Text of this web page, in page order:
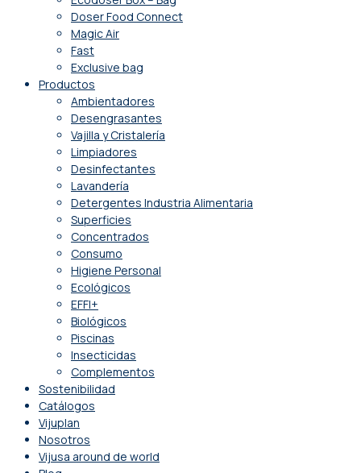
Doser Food Connect
Magic Air
Fast
Exclusive bag
Productos
Ambientadores
Desengrasantes
Vajilla y Cristalería
Limpiadores
Desinfectantes
Lavandería
Detergentes Industria Alimentaria
Superficies
Concentrados
Consumo
Higiene Personal
Ecológicos
EFFI+
Biológicos
Piscinas
Insecticidas
Complementos
Sostenibilidad
Catálogos
Vijuplan
Nosotros
Vijusa around de world